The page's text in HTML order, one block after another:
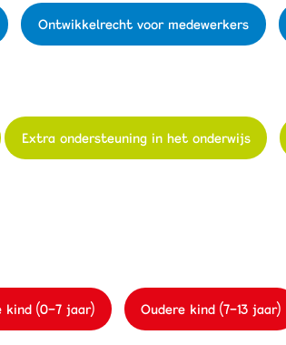
Ontwikkelrecht voor medewerkers
Extra ondersteuning in het onderwijs
kind (0-7 jaar) Oudere kind (7-13 jaar)